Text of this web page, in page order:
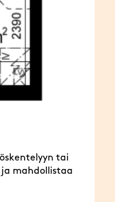
tai
mahdollistaa